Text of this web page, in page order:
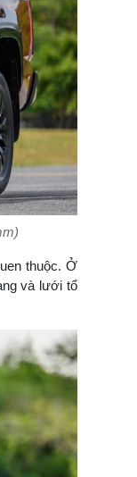
thuộc. Ở
và lưới tổ